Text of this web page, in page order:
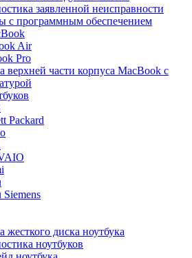
заявленной неисправности
с программным обеспечением
Air
Pro
верхней части корпуса MacBook с
Packard
Siemens
жесткого диска ноутбука
ноутбуков